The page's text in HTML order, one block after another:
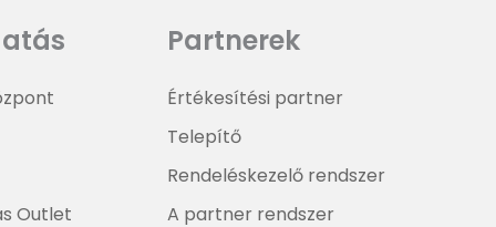
Outlet
Partnerek
Értékesítési partner
Telepítő
Rendeléskezelő rendszer
A partner rendszer